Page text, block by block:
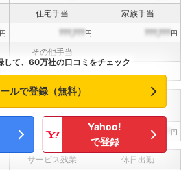
住宅手当
家族手当
円 ???,???円 ???,???円
その他手当
インセンティブ賞与
決算賞与
???,??? 円 ???,??? 円
サービス残業 休日出勤
して、60万社の口コミをチェック
ルで登録（無料）
Yahoo!
で登録